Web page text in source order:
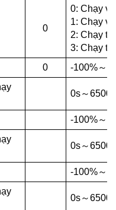
0
0: Chạy
1: Chạy
2: Chạy
3: Chạy
0 -100%～
0s～6500s
-100%～
0s～6500s
-100%～
0s～6500s